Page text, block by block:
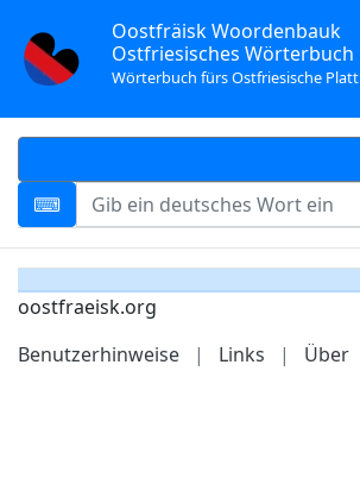
Oostfräisk Woordenbauk
Ostfriesisches Wörterbuch
Wörterbuch fürs Ostfriesische Platt
oostfraeisk.org
Benutzerhinweise
| Links | Über